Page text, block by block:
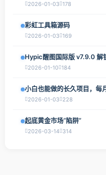
2026-01-03 178
彩虹工具箱源码
2026-01-03 169
Hypic醒图国际版 v7.9.0 解
2026-01-10 184
小白也能做的长久项目，每
2026-01-03 228
起底黄金市场“陷阱”
2026-03-14 314